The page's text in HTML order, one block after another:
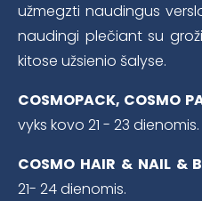
užmegzti naudingus
naudingi plečiant su
kitose užsienio šalyse.
COSMOPACK, COSMO
vyks kovo 21 - 23 dienomis.
COSMO HAIR & NAIL &
21- 24 dienomis.